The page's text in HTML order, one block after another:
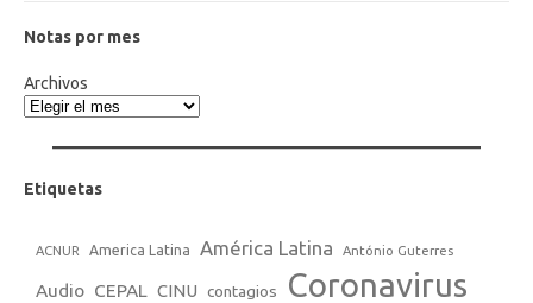
Notas por mes
Archivos
Etiquetas
ACNUR America Latina América Latina António Guterres
Audio CEPAL CINU contagios Coronavirus